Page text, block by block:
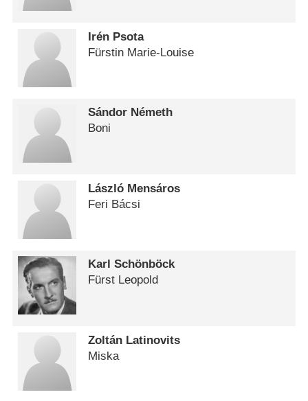
Irén Psota
Fürstin Marie-Louise
Sándor Németh
Boni
László Mensáros
Feri Bácsi
Karl Schönböck
Fürst Leopold
Zoltán Latinovits
Miska